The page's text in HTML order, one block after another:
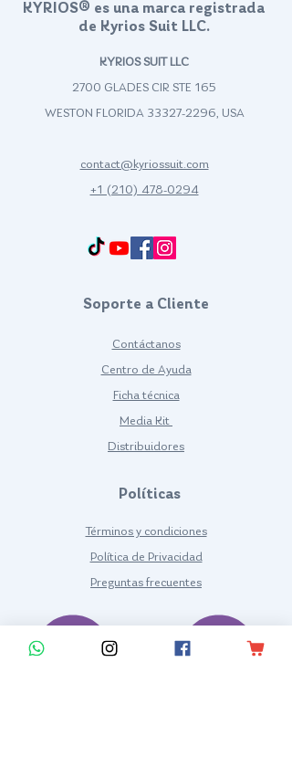
KYRIOS® es una marca registrada
de Kyrios Suit LLC.
KYRIOS SUIT LLC
2700 GLADES CIR STE 165
WESTON FLORIDA 33327-2296, USA
contact@kyriossuit.com
+1 (210) 478-0294
Soporte a Cliente
Contáctanos
Centro de Ayuda
Ficha técnica
Media Kit
Distribuidores
Políticas
Términos y condiciones
Política de Privacidad
Preguntas frecuentes